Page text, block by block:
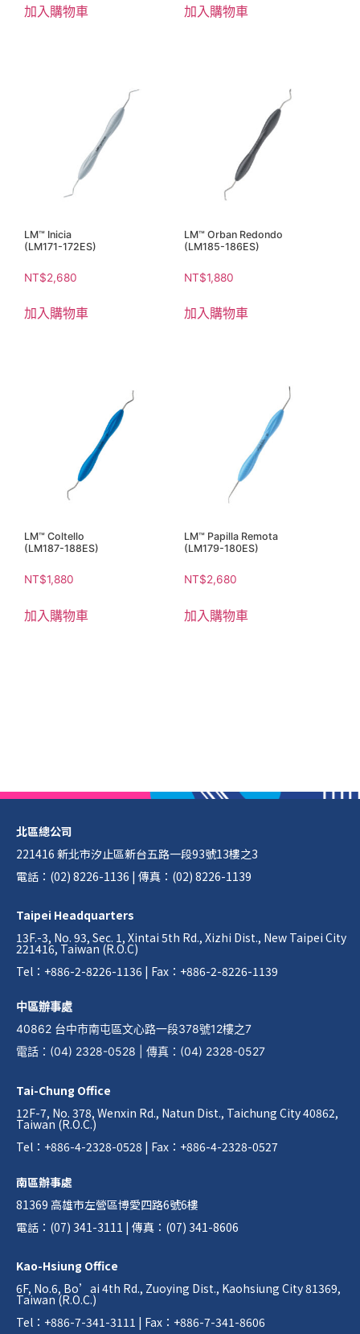
加入購物車 加入購物車
LM™ Inicia
(LM171-172ES)
NT$2,680
加入購物車
LM™ Orban Redondo
(LM185-186ES)
NT$1,880
加入購物車
LM™ Coltello
(LM187-188ES)
NT$1,880
加入購物車
LM™ Papilla Remota
(LM179-180ES)
NT$2,680
加入購物車
北區總公司
221416 新北市汐止區新台五路一段93號13樓之3
電話：(02) 8226-1136 | 傳真：(02) 8226-1139
Taipei Headquarters
13F.-3, No. 93, Sec. 1, Xintai 5th Rd., Xizhi Dist., New Taipei City
221416, Taiwan (R.O.C)
Tel：+886-2-8226-1136 | Fax：+886-2-8226-1139
中區辦事處
40862 台中市南屯區文心路一段378號12樓之7
電話 ： (04) 2328-0528 傳真 ： (04) 2328-0527
Tai-Chung Office
12F-7, No. 378, Wenxin Rd., Natun Dist., Taichung City 40862,
Taiwan (R.O.C.)
Tel：+886-4-2328-0528 | Fax：+886-4-2328-0527
南區辦事處
81369 高雄市左營區博愛四路6號6樓
電話：(07) 341-3111 | 傳真：(07) 341-8606
Kao-Hsiung Office
6F, No.6, Bo’ai 4th Rd., Zuoying Dist., Kaohsiung City 81369,
Taiwan (R.O.C.)
Tel：+886-7-341-3111 | Fax：+886-7-341-8606